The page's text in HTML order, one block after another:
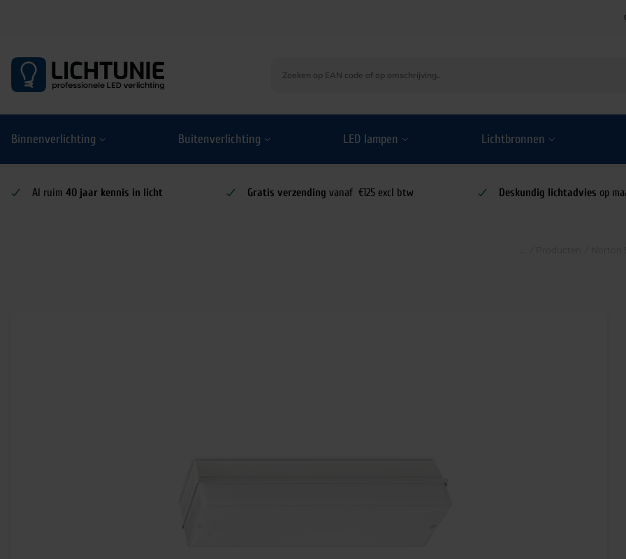
Binnenverlichting Buitenverlichting LED lampen Lichtbronnen
Al ruim 40 jaar kennis in licht Gratis verzending vanaf €125 excl btw Deskundig lichtadvies op